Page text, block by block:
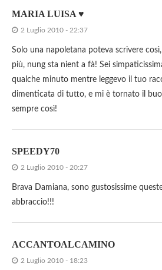
MARIA LUISA ♥
2 Luglio 2010 - 22:37
Solo una napoletana poteva scrivere
più, nung sta nient a fà! Sei
qualche minuto mentre leggevo il tuo
dimenticata di tutto, e mi è tornato il
sempre così!
SPEEDY70
2 Luglio 2010 - 20:27
Brava Damiana, sono gustosissime
abbraccio!!!
ACCANTOALCAMINO
2 Luglio 2010 - 18:23